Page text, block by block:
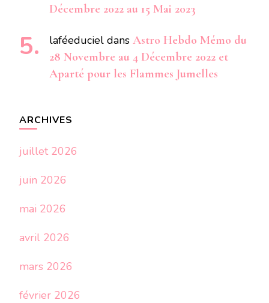
Décembre 2022 au 15 Mai 2023
laféeduciel dans Astro Hebdo Mémo du
28 Novembre au 4 Décembre 2022 et
Aparté pour les Flammes Jumelles
ARCHIVES
juillet 2026
juin 2026
mai 2026
avril 2026
mars 2026
février 2026